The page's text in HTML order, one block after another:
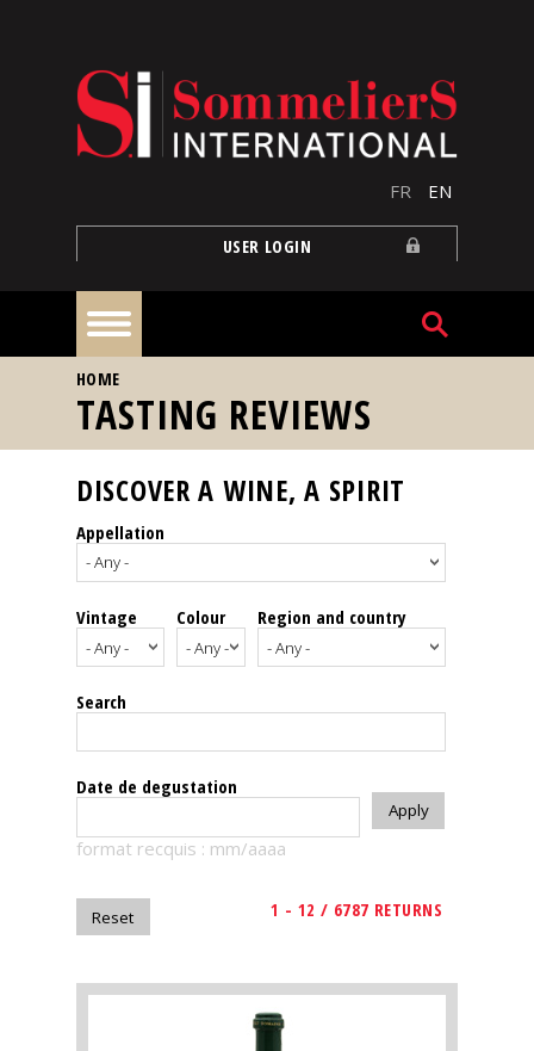
FR EN
USER LOGIN
Home
Our
events
Spirits
Tasting
reviews
The
magazine
Magazine
YOU ARE HERE
HOME
TASTING REVIEWS
DISCOVER A WINE, A SPIRIT
Appellation
Vintage Colour Region and country
Search
Date de degustation
format recquis : mm/aaaa
1 - 12 / 6787 RETURNS